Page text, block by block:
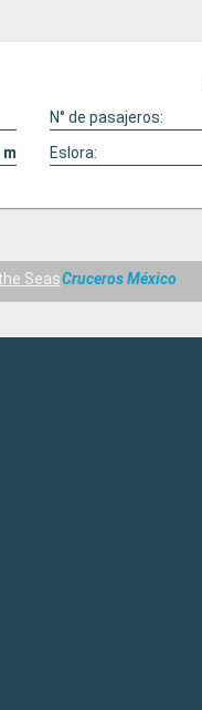
N° de pasajeros:
m Eslora:
SeasCruceros México